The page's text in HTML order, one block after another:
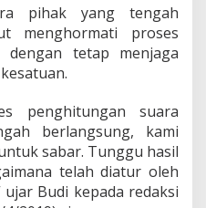
g
u
r
pihak yang tengah
menghormati proses
dengan tetap menjaga
penghitungan suara
berlangsung, kami
sabar. Tunggu hasil
telah diatur oleh
Budi kepada redaksi